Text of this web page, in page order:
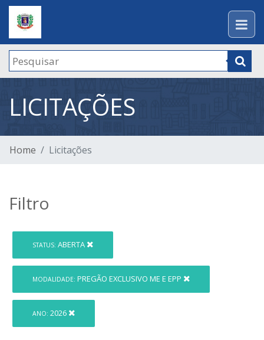
LICITAÇÕES
Home Licitações
Filtro
STATUS: ABERTA
MODALIDADE: PREGÃO EXCLUSIVO ME E EPP
ANO: 2026